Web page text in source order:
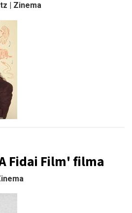
| Zinema
Fidai Film' filma